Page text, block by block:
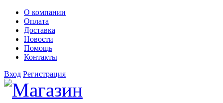
О компании
Оплата
Доставка
Новости
Помощь
Контакты
Вход Регистрация